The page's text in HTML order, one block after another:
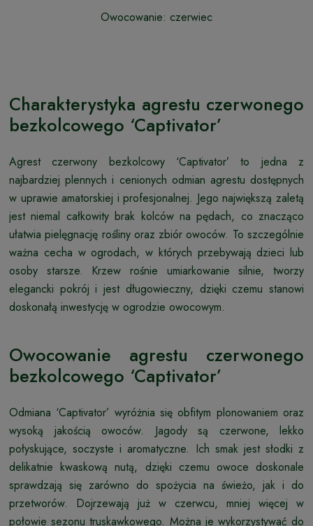
Owocowanie: czerwiec
Charakterystyka agrestu czerwonego
bezkolcowego ‘Captivator’
Agrest czerwony bezkolcowy ‘Captivator’ to jedna z
najbardziej plennych i cenionych odmian agrestu dostępnych
w uprawie amatorskiej i profesjonalnej. Jego największą zaletą
jest niemal całkowity brak kolców na pędach, co znacząco
ułatwia pielęgnację rośliny oraz zbiór owoców. To szczególnie
ważna cecha w ogrodach, w których przebywają dzieci lub
osoby starsze. Krzew rośnie umiarkowanie silnie, tworzy
elegancki pokrój i jest długowieczny, dzięki czemu stanowi
doskonałą inwestycję w ogrodzie owocowym.
Owocowanie agrestu czerwonego
bezkolcowego ‘Captivator’
Odmiana ‘Captivator’ wyróżnia się obfitym plonowaniem oraz
wysoką jakością owoców. Jagody są czerwone, lekko
połyskujące, soczyste i aromatyczne. Ich smak jest słodki z
delikatnie kwaskową nutą, dzięki czemu owoce doskonale
sprawdzają się zarówno do spożycia na świeżo, jak i do
przetworów. Dojrzewają już w czerwcu, mniej więcej w
połowie sezonu truskawkowego. Można je wykorzystywać do